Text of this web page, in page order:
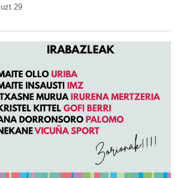
uzt 29